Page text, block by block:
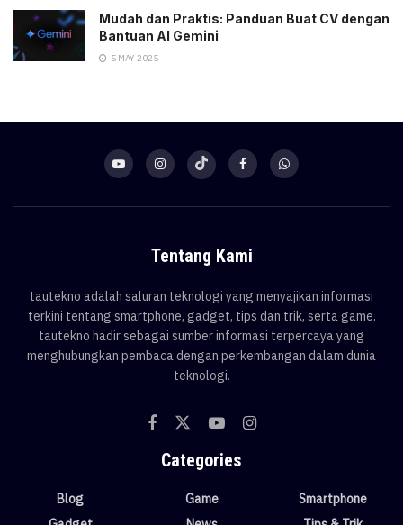
Mudah dan Praktis: Panduan Buat CV dengan
Bantuan AI Gemini
5 MAY 2025
Tentang Kami
tautekno adalah saluran teknologi yang menyajikan informasi
terkini tentang smartphone, gadget, tips dan trik, serta game.
tautekno hadir sebagai sumber informasi terpercaya yang
menghubungkan pembaca dengan perkembangan dalam dunia
teknologi.
Categories
Blog
Game
Smartphone